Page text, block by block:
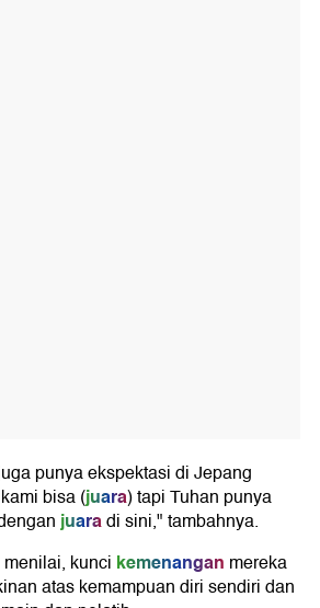
punya ekspektasi di Jepang
bisa(juara) tapi Tuhan punya
juaradi sini," tambahnya.
kunci kemenangan mereka
atas kemampuan diri sendiri dan